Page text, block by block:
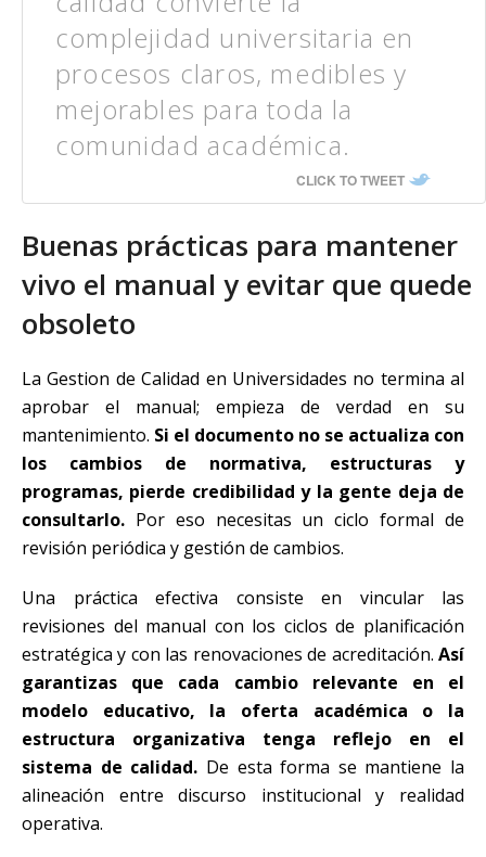
complejidad universitaria en
procesos claros, medibles y
mejorables para toda la
comunidad académica.
CLICK TO TWEET
Buenas prácticas para mantener
vivo el manual y evitar que quede
obsoleto
La Gestion de Calidad en Universidades no termina al
aprobar el manual; empieza de verdad en su
mantenimiento. Si el documento no se actualiza con
los cambios de normativa, estructuras y
programas, pierde credibilidad y la gente deja de
consultarlo. Por eso necesitas un ciclo formal de
revisión periódica y gestión de cambios.
Una práctica efectiva consiste en vincular las
revisiones del manual con los ciclos de planificación
estratégica y con las renovaciones de acreditación. Así
garantizas que cada cambio relevante en el
modelo educativo, la oferta académica o la
estructura organizativa tenga reflejo en el
sistema de calidad. De esta forma se mantiene la
alineación entre discurso institucional y realidad
operativa.